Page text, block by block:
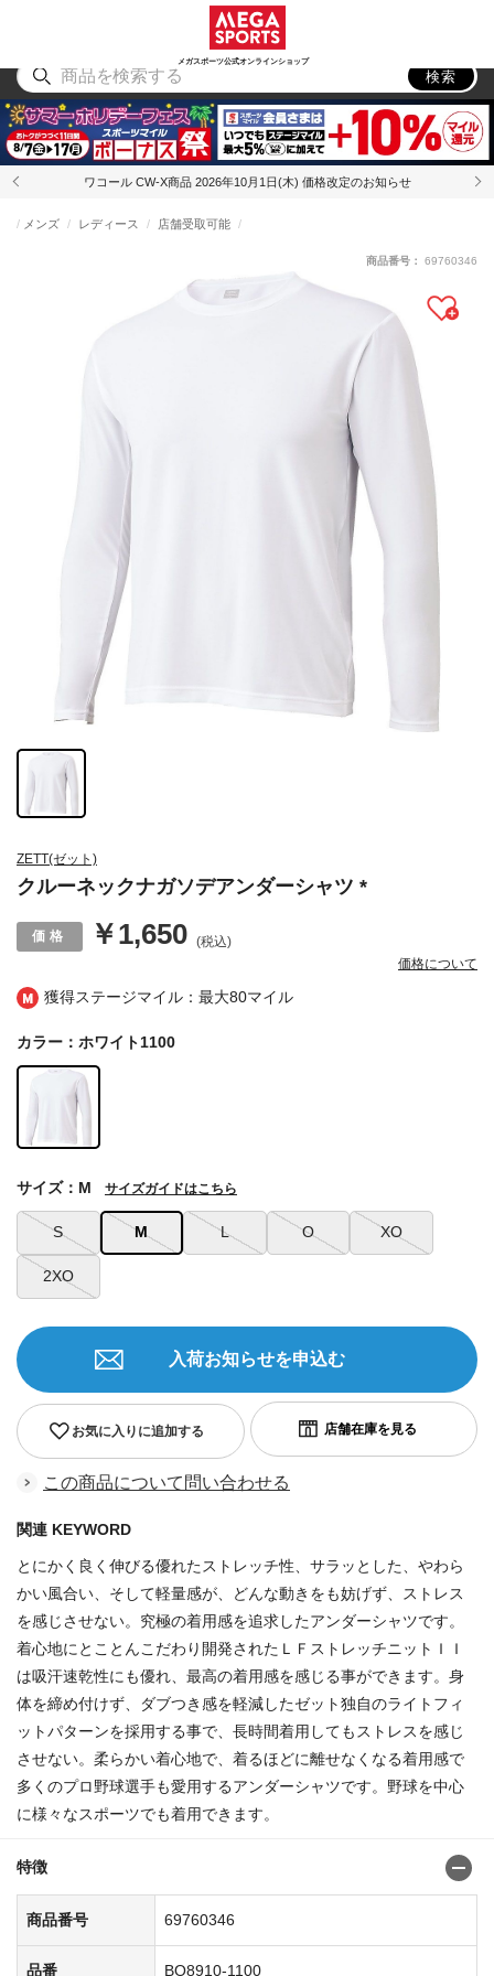
メガスポーツ公式オンラインショップ
アウトドア
検索
ワコール CW-X商品 2026年10月1日(木) 価格改定のお知らせ
獲得ステージマイル：最大80マイル
ZETT(ゼット)
クルーネックナガソデアンダーシャツ *
メンズ レディース 店舗受取可能
￥1,650 (税込)
価格について
商品番号： 69760346
カラー：ホワイト1100
S M L O XO
2XO
サイズ：M サイズガイドはこちら
お気に入りに追加する
入荷お知らせを申込む
この商品について問い合わせる
関連 KEYWORD
とにかく良く伸びる優れたストレッチ性、サラッとした、やわら
かい風合い、そして軽量感が、どんな動きをも妨げず、ストレス
を感じさせない。究極の着用感を追求したアンダーシャツです。
着心地にとことんこだわり開発されたＬＦストレッチニットＩＩ
は吸汗速乾性にも優れ、最高の着用感を感じる事ができます。身
体を締め付けず、ダブつき感を軽減したゼット独自のライトフィ
ットパターンを採用する事で、長時間着用してもストレスを感じ
させない。柔らかい着心地で、着るほどに離せなくなる着用感で
多くのプロ野球選手も愛用するアンダーシャツです。野球を中心
に様々なスポーツでも着用できます。
特徴
商品番号 69760346
品番 BO8910-1100